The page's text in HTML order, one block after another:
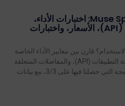
مراجعة برنامج Muse Spark 1.2: اختبارات الأداء،
واجهة برمجة التطبيقات (API)، الأسعار، واختبارات
هل يستحق Muse Spark 1.2 الاستخدام؟ قارن بين معايير الأداء الخاصة
بـ Meta، وأسعار واجهات برمجة التطبيقات (API)، والمفاضلات المتعلقة
بالخصوصية، ونتيجة اختبار البرمجة التي حصلنا فيها على 3/3، مع بيانات